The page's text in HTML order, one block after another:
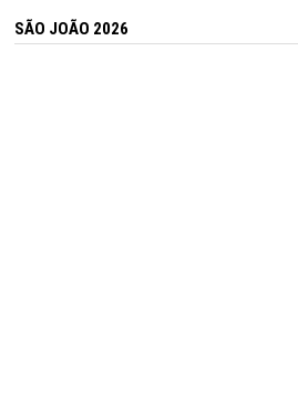
SÃO JOÃO 2026